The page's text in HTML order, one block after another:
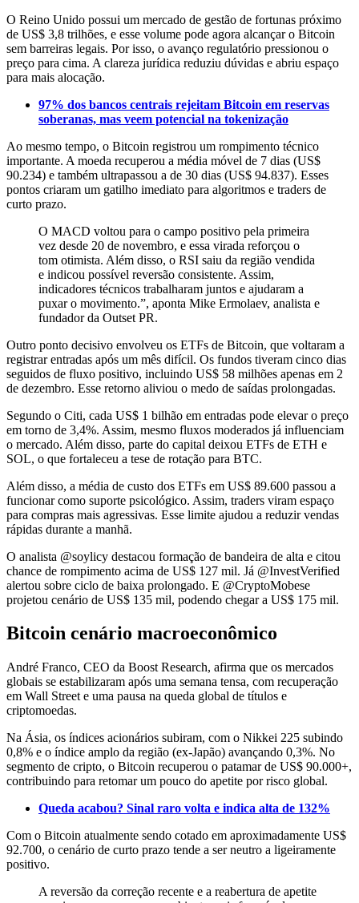
O Reino Unido possui um mercado de gestão de fortunas próximo
de US$ 3,8 trilhões, e esse volume pode agora alcançar o Bitcoin
sem barreiras legais. Por isso, o avanço regulatório pressionou o
preço para cima. A clareza jurídica reduziu dúvidas e abriu espaço
para mais alocação.
97% dos bancos centrais rejeitam Bitcoin em reservas
soberanas, mas veem potencial na tokenização
Ao mesmo tempo, o Bitcoin registrou um rompimento técnico
importante. A moeda recuperou a média móvel de 7 dias (US$
90.234) e também ultrapassou a de 30 dias (US$ 94.837). Esses
pontos criaram um gatilho imediato para algoritmos e traders de
curto prazo.
O MACD voltou para o campo positivo pela primeira
vez desde 20 de novembro, e essa virada reforçou o
tom otimista. Além disso, o RSI saiu da região vendida
e indicou possível reversão consistente. Assim,
indicadores técnicos trabalharam juntos e ajudaram a
puxar o movimento.”, aponta Mike Ermolaev, analista e
fundador da Outset PR.
Outro ponto decisivo envolveu os ETFs de Bitcoin, que voltaram a
registrar entradas após um mês difícil. Os fundos tiveram cinco dias
seguidos de fluxo positivo, incluindo US$ 58 milhões apenas em 2
de dezembro. Esse retorno aliviou o medo de saídas prolongadas.
Segundo o Citi, cada US$ 1 bilhão em entradas pode elevar o preço
em torno de 3,4%. Assim, mesmo fluxos moderados já influenciam
o mercado. Além disso, parte do capital deixou ETFs de ETH e
SOL, o que fortaleceu a tese de rotação para BTC.
Além disso, a média de custo dos ETFs em US$ 89.600 passou a
funcionar como suporte psicológico. Assim, traders viram espaço
para compras mais agressivas. Esse limite ajudou a reduzir vendas
rápidas durante a manhã.
O analista @soylicy destacou formação de bandeira de alta e citou
chance de rompimento acima de US$ 127 mil. Já @InvestVerified
alertou sobre ciclo de baixa prolongado. E @CryptoMobese
projetou cenário de US$ 135 mil, podendo chegar a US$ 175 mil.
Bitcoin cenário macroeconômico
André Franco, CEO da Boost Research, afirma que os mercados
globais se estabilizaram após uma semana tensa, com recuperação
em Wall Street e uma pausa na queda global de títulos e
criptomoedas.
Na Ásia, os índices acionários subiram, com o Nikkei 225 subindo
0,8% e o índice amplo da região (ex‑Japão) avançando 0,3%. No
segmento de cripto, o Bitcoin recuperou o patamar de US$ 90.000+,
contribuindo para retomar um pouco do apetite por risco global.
Queda acabou? Sinal raro volta e indica alta de 132%
Com o Bitcoin atualmente sendo cotado em aproximadamente US$
92.700, o cenário de curto prazo tende a ser neutro a ligeiramente
positivo.
A reversão da correção recente e a reabertura de apetite